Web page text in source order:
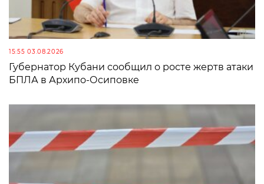
15:55 03.08.2026
Губернатор Кубани сообщил о росте жертв атаки
БПЛА в Архипо-Осиповке